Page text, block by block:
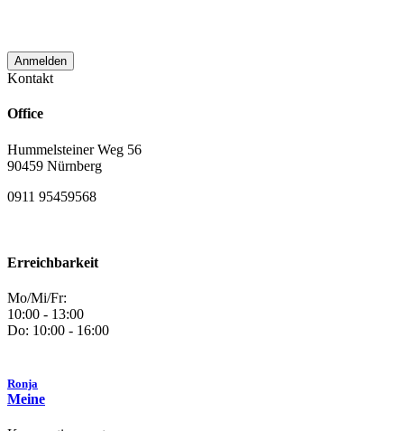
Kontakt
Office
Hummelsteiner Weg 56
90459 Nürnberg
0911 95459568
Erreichbarkeit
Mo/Mi/Fr:
10:00 - 13:00
Do: 10:00 - 16:00
Ronja
Meine